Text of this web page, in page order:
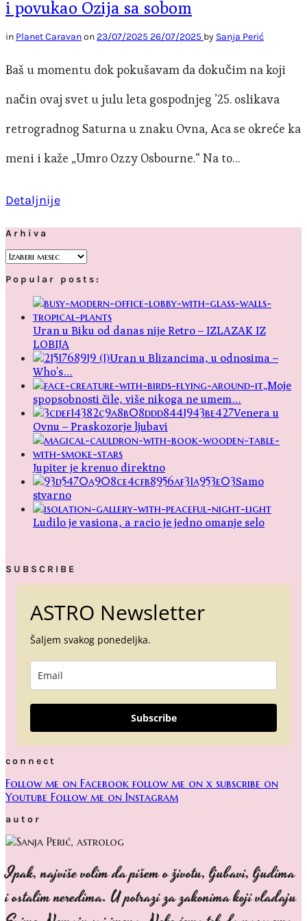
i povukao Ozija sa sobom
in Planet Caravanon23/07/2025 26/07/2025 by Sanja Perić
Baš u momentu dok pokušavam da dokučim na koji
način ovaj svet u julu leta gospodnjeg ’25. oslikava
retrogradnog Saturna u znaku Ovna, Aca se okreće ka
meni i kaže „Umro Ozzy Osbourne.“ Na to…
Detaljnije
Arhiva
Arhiva
Popular posts:
Uran u Biku od danas nije Retro – IZLAZAK IZ
LOBIJA
Uran u Blizancima, u odnosima –
Who’s…
„Moje
spopsobnosti čile, više nikoga ne umem…
Venera u
Ovnu – Praskozorje ljubavi
Jupiter je krenuo direktno
Samo
stvarno
Ludilo je vasiona, a racio je jedno omanje selo
SUBSCRIBE
ASTRO Newsletter
Šaljem svakog ponedeljka.
Subscribe
connect
Follow me on Facebook follow me on x subscribe on
Youtube Follow me on Instagram
autor
Ipak, najviše volim da pišem o životu, ljubavi, ljudima
i ostalim neredima. U potrazi za zakonima koji vladaju